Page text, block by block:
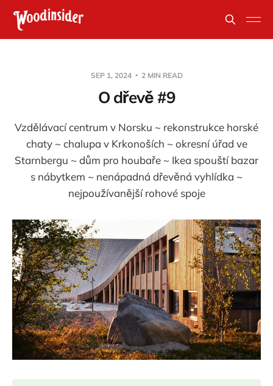
SEP 1, 2024 2 MIN READ
O dřevě #9
Vzdělávací centrum v Norsku ~ rekonstrukce horské
chaty ~ chalupa v Krkonoších ~ okresní úřad ve
Starnbergu ~ dům pro houbaře ~ Ikea spouští bazar
s nábytkem ~ nenápadná dřevěná vyhlídka ~
nejpoužívanější rohové spoje